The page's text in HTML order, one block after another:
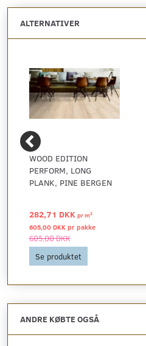
ALTERNATIVER
WOOD EDITION
PERFORM, LONG
PLANK, PINE BERGEN
282,71 DKK prm2
605,00 DKK pr pakke
605,00 DKK
Se produktet
ANDRE KØBTE OGSÅ